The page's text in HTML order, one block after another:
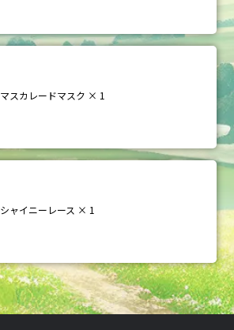
マスカレードマスク × 1
シャイニーレース × 1